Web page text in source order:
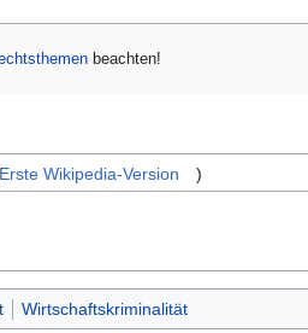
beachten!
Erste Wikipedia-Version )
Wirtschaftskriminalität